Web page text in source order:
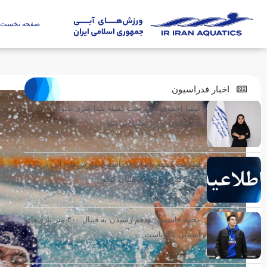
صفحه نخست
اخبار فدراسیون
کیمیا احمدی سرپرست کمیته شنا هنری بانوان
فدراسیون ورزش‌های آبی شد
اطلاعیه کمیته بانوان فدراسیون ورزش‌های آبی درباره
رکوردگیری ویژه داوطلبان کنکور
محمد قاسمی: هدفم رسیدن به فینال ۴۰۰ متر بازی‌های
آسیایی ناگویاست